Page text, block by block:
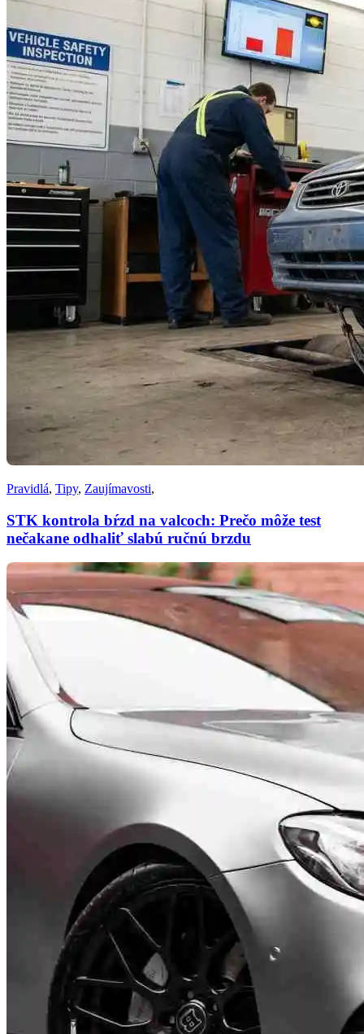
Pravidlá, Tipy, Zaujímavosti,
STK kontrola bŕzd na valcoch: Prečo môže test
nečakane odhaliť slabú ručnú brzdu